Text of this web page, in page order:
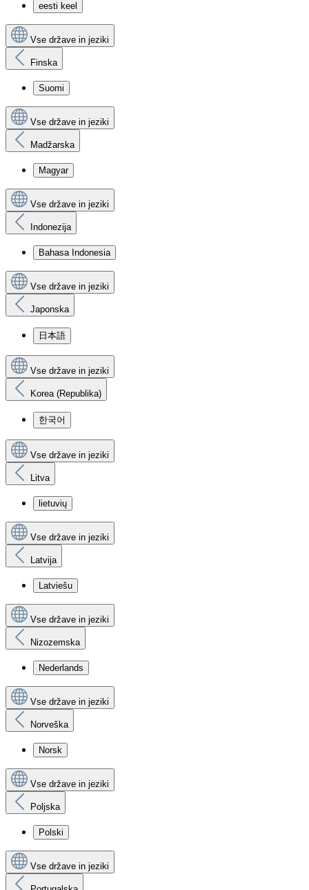
eesti keel
Vse države in jeziki
Finska
Suomi
Vse države in jeziki
Madžarska
Magyar
Vse države in jeziki
Indonezija
Bahasa Indonesia
Vse države in jeziki
Japonska
日本語
Vse države in jeziki
Korea (Republika)
한국어
Vse države in jeziki
Litva
lietuvių
Vse države in jeziki
Latvija
Latviešu
Vse države in jeziki
Nizozemska
Nederlands
Vse države in jeziki
Norveška
Norsk
Vse države in jeziki
Poljska
Polski
Vse države in jeziki